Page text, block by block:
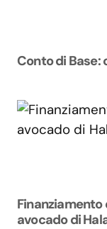
Conto di Base:
Finanziamento
avocado di